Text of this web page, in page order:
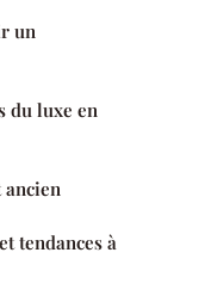
un
du luxe en
ancien
tendances à